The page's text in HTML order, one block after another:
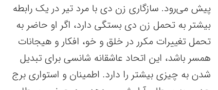
پیش می‌رود. سازگاری زن دی با مرد تیر در یک رابطه
بیشتر به تحمل زن دی بستگی دارد، اگر او حاضر به
تحمل تغییرات مکرر در خلق و خو، افکار و هیجانات
همسر باشد، این اتحاد عاشقانه شانسی برای تبدیل
شدن به چیزی بیشتر را دارد. اطمینان و استواری برج